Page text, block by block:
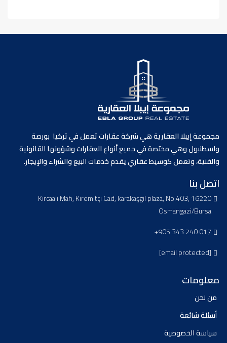
مجموعة إيبلا العقارية هي شركة عقارات تعمل في تركيا بورصة
واسطنبول وهي مختصة في جميع أنواع العقارات وشؤونها القانونية
والفنية، وتعمل كوسيط عقاري يقدم خدمات البيع والشراء والإيجار.
اتصل بنا
Kırcaali Mah, Kiremitçi Cad, karakaşgil plaza, No:403, 16220
Osmangazi/Bursa
+905 343 240 017
[email protected]
معلومات
من نحن
أسئلة شائعة
سياسة الخصوصية